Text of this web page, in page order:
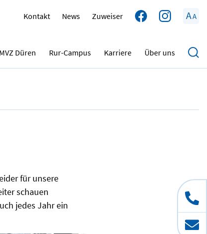
Kontakt News Zuweiser AA
MVZ Düren Rur-Campus Karriere Über uns
07.01.2022
für unsere
schauen
jedes Jahr ein